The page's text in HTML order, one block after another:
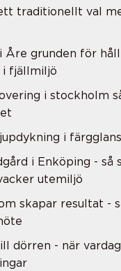
traditionellt val
Åre grunden för
fjällmiljö
i stockholm
i
i Enköping - så
utemiljö
skapar resultat -
dörren - när